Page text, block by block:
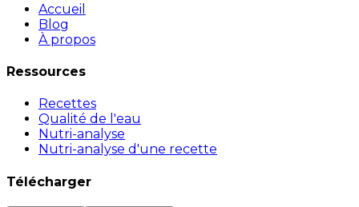
Accueil
Blog
À propos
Ressources
Recettes
Qualité de l'eau
Nutri-analyse
Nutri-analyse d'une recette
Télécharger